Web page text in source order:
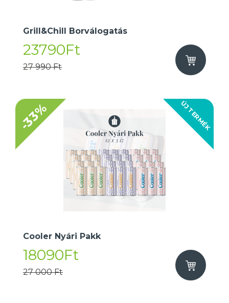
Grill&Chill Borválogatás
23790Ft
27 990 Ft
ÚJ TERMÉK
-33%
Cooler Nyári Pakk
18090Ft
27 000 Ft